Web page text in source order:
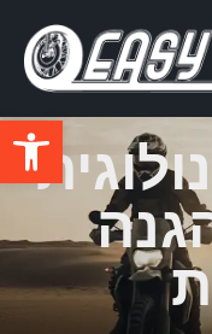
פתח